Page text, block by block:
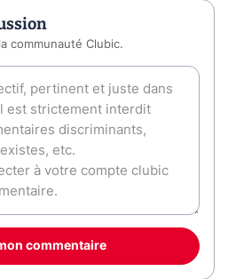
communauté Clubic.
commentaire